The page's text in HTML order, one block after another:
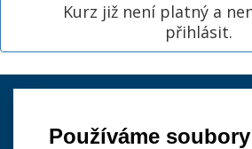
Používáme
Kurz již není platný a
přihlásit.
Kontakt